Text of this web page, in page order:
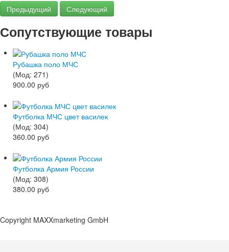
Предыдущий Следующий
Сопутствующие товары
Рубашка поло МЧС
(Мод: 271)
900.00 руб
Футболка МЧС цвет василек
(Мод: 304)
360.00 руб
Футболка Армия России
(Мод: 308)
380.00 руб
Copyright MAXXmarketing GmbH